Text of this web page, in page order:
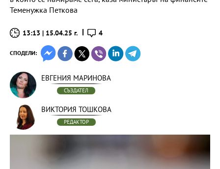
Теменужка Петкова
13:13 | 15.04.25 г. 4
СПОДЕЛИ:
ЕВГЕНИЯ МАРИНОВА
СЪЗДАТЕЛ
ВИКТОРИЯ ТОШКОВА
РЕДАКТОР